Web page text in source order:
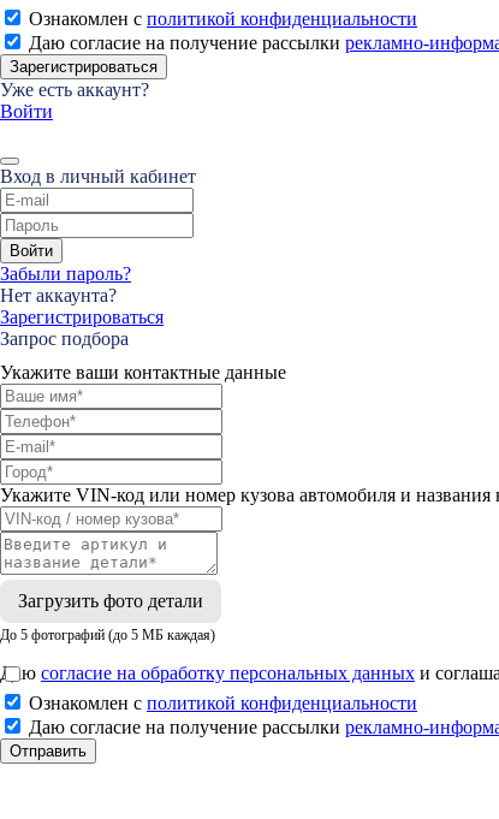
Ознакомлен с политикой конфиденциальности
Даю согласие на получение рассылки рекламно-
Зарегистрироваться
Уже есть аккаунт?
Войти
Вход в личный кабинет
Войти
Забыли пароль?
Нет аккаунта?
Зарегистрироваться
Запрос подбора
Укажите ваши контактные данные
Укажите VIN-код или номер кузова автомобиля и названия
Загрузить фото детали
До 5 фотографий (до 5 МБ каждая)
Даю согласие на обработку персональных данных и
Ознакомлен с политикой конфиденциальности
Даю согласие на получение рассылки рекламно-
Отправить